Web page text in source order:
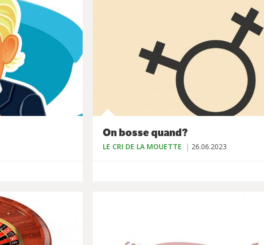
On bosse quand?
LE CRI DE LA MOUETTE 26.06.2023